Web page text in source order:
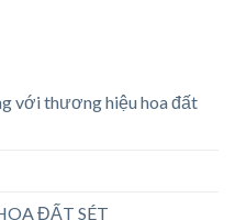
với thương hiệu hoa đất
ĐẤT SÉT